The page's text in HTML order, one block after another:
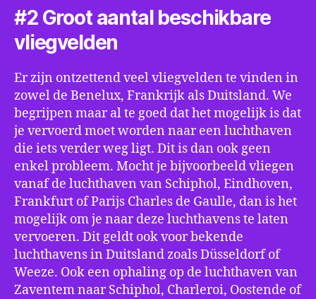
#2 Groot aantal beschikbare
vliegvelden
Er zijn ontzettend veel vliegvelden te vinden in
zowel de Benelux, Frankrijk als Duitsland. We
begrijpen maar al te goed dat het mogelijk is dat
je vervoerd moet worden naar een luchthaven
die iets verder weg ligt. Dit is dan ook geen
enkel probleem. Mocht je bijvoorbeeld vliegen
vanaf de luchthaven van Schiphol, Eindhoven,
Frankfurt of Parijs Charles de Gaulle, dan is het
mogelijk om je naar deze luchthavens te laten
vervoeren. Dit geldt ook voor bekende
luchthavens in Duitsland zoals Düsseldorf of
Weeze. Ook een ophaling op de luchthaven van
Zaventem naar Schiphol, Charleroi, Oostende of